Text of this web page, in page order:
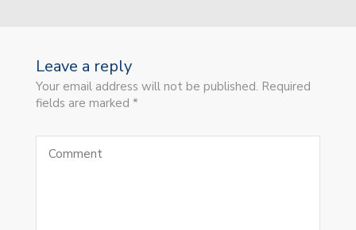
Leave a reply
Your email address will not be published. Required
fields are marked *